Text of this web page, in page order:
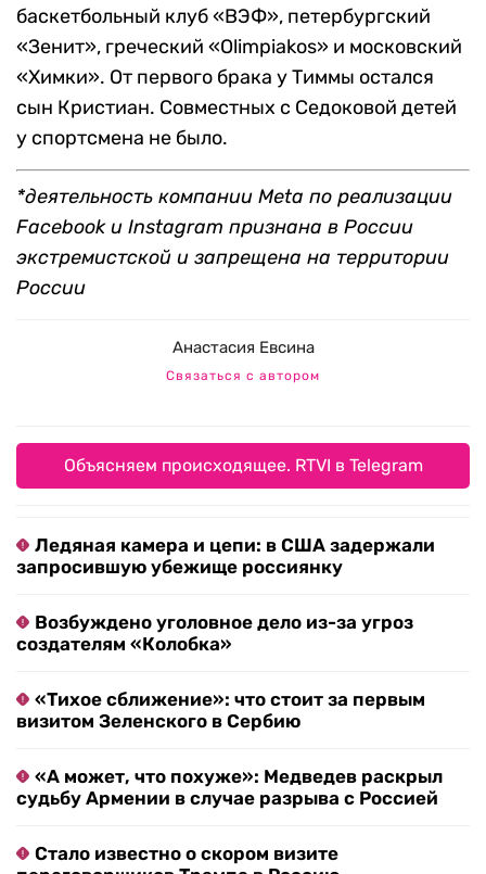
баскетбольный клуб «ВЭФ», петербургский
«Зенит», греческий «Olimpiakos» и московский
«Химки». От первого брака у Тиммы остался
сын Кристиан. Совместных с Седоковой детей
у спортсмена не было.
*деятельность компании Meta по реализации
Facebook и Instagram признана в России
экстремистской и запрещена на территории
России
Анастасия Евсина
Связаться с автором
Объясняем происходящее. RTVI в Telegram
Ледяная камера и цепи: в США задержали
запросившую убежище россиянку
Возбуждено уголовное дело из-за угроз
создателям «Колобка»
«Тихое сближение»: что стоит за первым
визитом Зеленского в Сербию
«А может, что похуже»: Медведев раскрыл
судьбу Армении в случае разрыва с Россией
Стало известно о скором визите